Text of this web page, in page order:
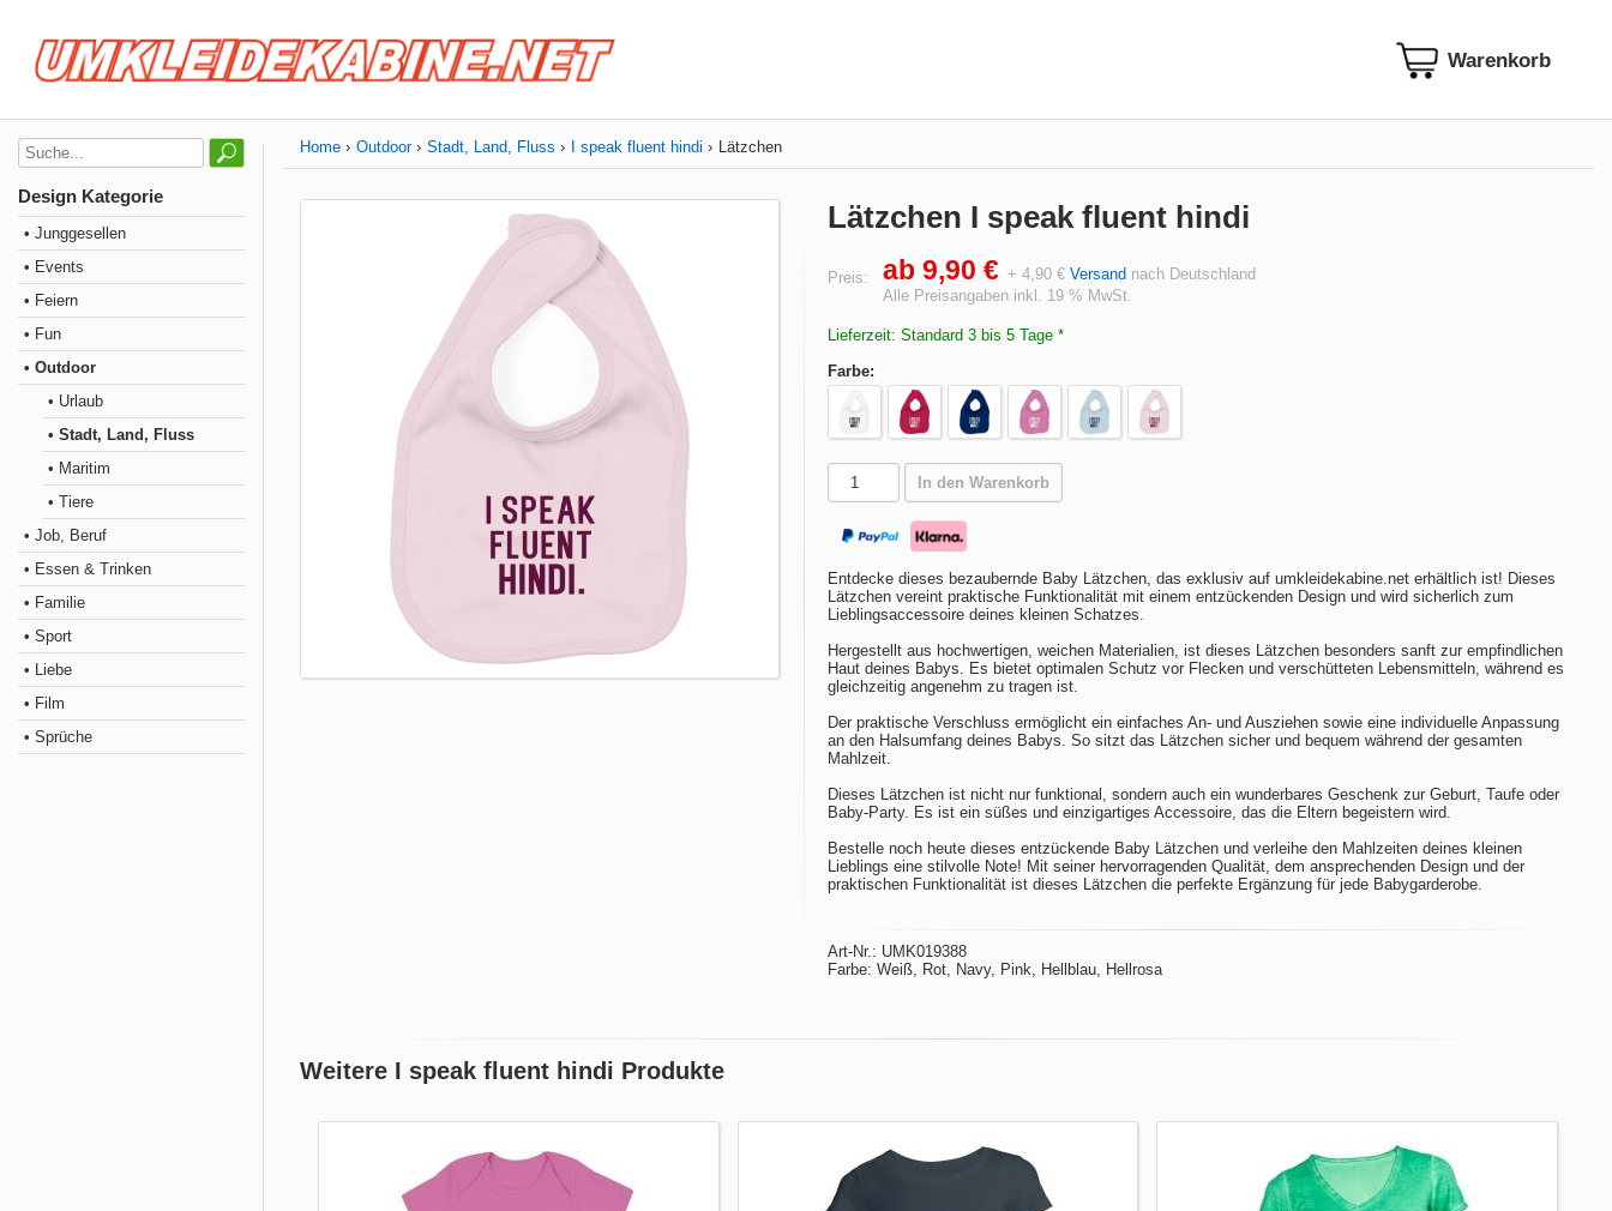
Design Kategorie
• Junggesellen
• Events
• Feiern
• Fun
• Outdoor
• Urlaub
• Stadt, Land, Fluss
• Maritim
• Tiere
• Job, Beruf
• Essen & Trinken
• Familie
• Sport
• Liebe
• Film
• Sprüche
Home Outdoor Stadt, Land, Fluss I speak fluent hindi Lätzchen
Lätzchen I speak fluent hindi
Preis: ab 9,90 € + 4,90 € Versand nach Deutschland
Alle Preisangaben inkl. 19 % MwSt.
Lieferzeit: Standard 3 bis 5 Tage *
Farbe:
In den Warenkorb
Entdecke dieses bezaubernde Baby Lätzchen, das exklusiv auf umkleidekabine.net erhältlich ist! Dieses
Lätzchen vereint praktische Funktionalität mit einem entzückenden Design und wird sicherlich zum
Lieblingsaccessoire deines kleinen Schatzes.
Hergestellt aus hochwertigen, weichen Materialien, ist dieses Lätzchen besonders sanft zur empfindlichen
Haut deines Babys. Es bietet optimalen Schutz vor Flecken und verschütteten Lebensmitteln, während es
gleichzeitig angenehm zu tragen ist.
Der praktische Verschluss ermöglicht ein einfaches An- und Ausziehen sowie eine individuelle Anpassung
an den Halsumfang deines Babys. So sitzt das Lätzchen sicher und bequem während der gesamten
Mahlzeit.
Dieses Lätzchen ist nicht nur funktional, sondern auch ein wunderbares Geschenk zur Geburt, Taufe oder
Baby-Party. Es ist ein süßes und einzigartiges Accessoire, das die Eltern begeistern wird.
Bestelle noch heute dieses entzückende Baby Lätzchen und verleihe den Mahlzeiten deines kleinen
Lieblings eine stilvolle Note! Mit seiner hervorragenden Qualität, dem ansprechenden Design und der
praktischen Funktionalität ist dieses Lätzchen die perfekte Ergänzung für jede Babygarderobe.
Art-Nr.: UMK019388
Farbe: Weiß, Rot, Navy, Pink, Hellblau, Hellrosa
Weitere I speak fluent hindi Produkte